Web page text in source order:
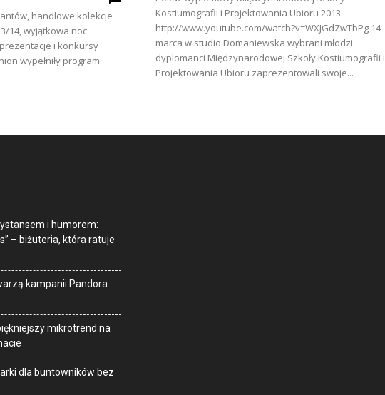
handlowe kolekcje
14, wyjątkowa noc
i konkursy
wypełniły program
Kostiumografii i Projektowania Ubioru 2013
http://www.youtube.com/watch?v=WXJGdZwTbPg 14
marca w studio Domaniewska wybrani młodzi
dyplomanci Międzynarodowej Szkoły Kostiumografii i
Projektowania Ubioru zaprezentowali swoje...
i humorem:
– biżuteria, która ratuje
kampanii Pandora
mikrotrend na
dla buntowników bez